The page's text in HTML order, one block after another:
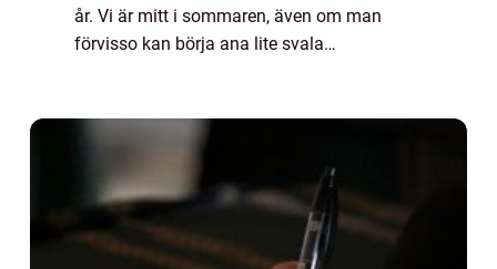
år. Vi är mitt i sommaren, även om man
förvisso kan börja ana lite svala